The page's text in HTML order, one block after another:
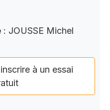
: JOUSSE Michel
à un essai